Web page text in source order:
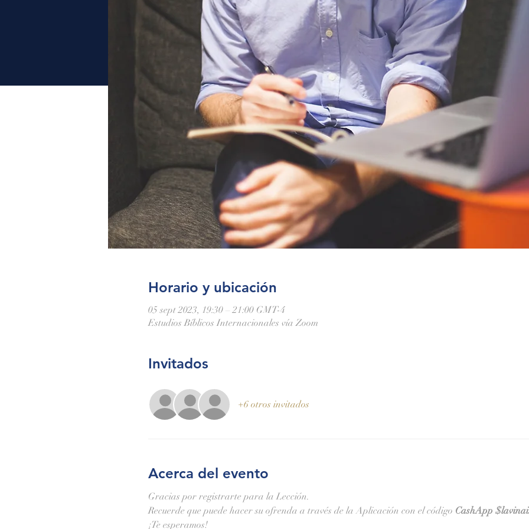
Horario y ubicación
05 sept 2023, 19:30 – 21:00 GMT-4
Estudios Bíblicos Internacionales vía Zoom
Invitados
+6 otros invitados
Acerca del evento
Gracias por registrarte para la Lección.
Recuerde que puede hacer su ofrenda a través de la Aplicación con el código CashApp
¡Te esperamos!